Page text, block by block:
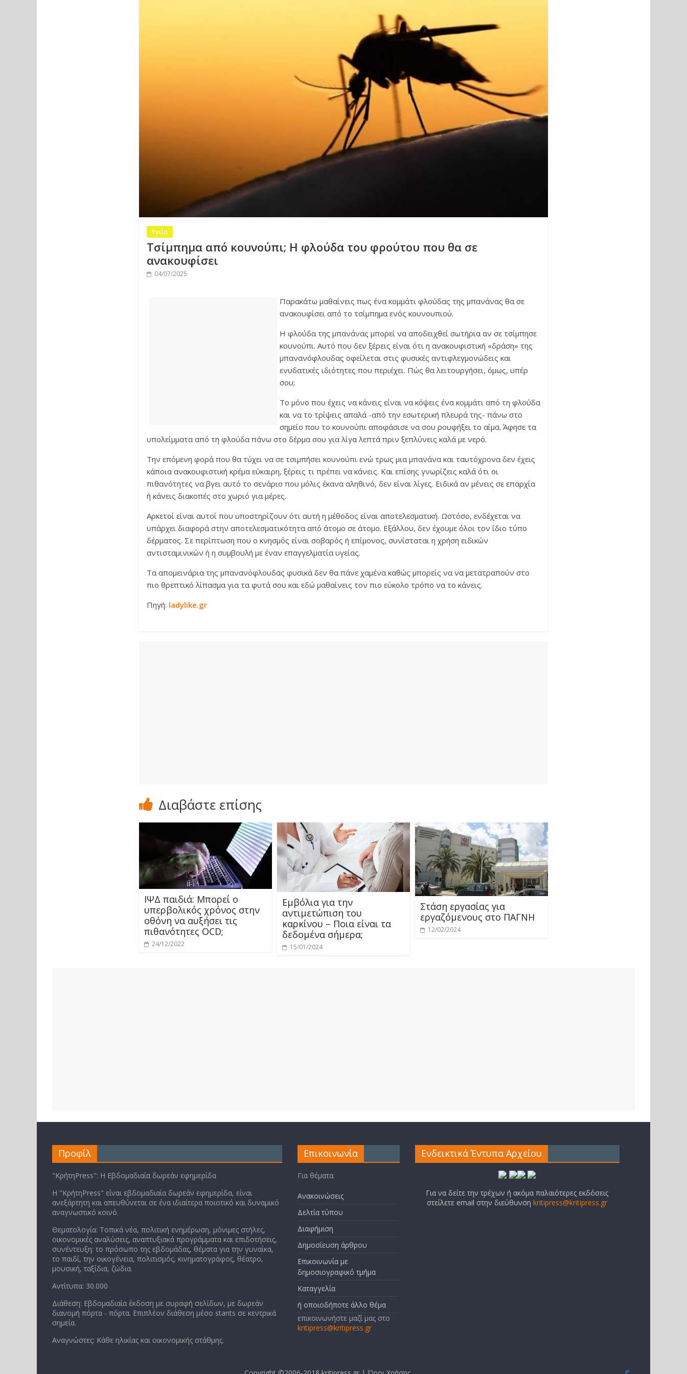
Υγεία
Τσίμπημα από κουνούπι; Η φλούδα του φρούτου που θα σε
ανακουφίσει
04/07/2025
Παρακάτω μαθαίνεις πως ένα κομμάτι φλούδας της μπανάνας θα σε
ανακουφίσει από το τσίμπημα ενός κουνουπιού.
Η φλούδα της μπανάνας μπορεί να αποδειχθεί σωτήρια αν σε τσίμπησε
κουνούπι. Αυτό που δεν ξέρεις είναι ότι η ανακουφιστική «δράση» της
μπανανόφλουδας οφείλεται στις φυσικές αντιφλεγμονώδεις και
ενυδατικές ιδιότητες που περιέχει. Πώς θα λειτουργήσει, όμως, υπέρ
σου;
Το μόνο που έχεις να κάνεις είναι να κόψεις ένα κομμάτι από τη φλούδα
και να το τρίψεις απαλά -από την εσωτερική πλευρά της- πάνω στο
σημείο που το κουνούπι αποφάσισε να σου ρουφήξει το αίμα. Άφησε τα
υπολείμματα από τη φλούδα πάνω στο δέρμα σου για λίγα λεπτά πριν ξεπλύνεις καλά με νερό.
Την επόμενη φορά που θα τύχει να σε τσιμπήσει κουνούπι ενώ τρως μια μπανάνα και ταυτόχρονα δεν έχεις
κάποια ανακουφιστική κρέμα εύκαιρη, ξέρεις τι πρέπει να κάνεις. Και επίσης γνωρίζεις καλά ότι οι
πιθανότητες να βγει αυτό το σενάριο που μόλις έκανα αληθινό, δεν είναι λίγες. Ειδικά αν μένεις σε επαρχία
ή κάνεις διακοπές στο χωριό για μέρες.
Αρκετοί είναι αυτοί που υποστηρίζουν ότι αυτή η μέθοδος είναι αποτελεσματική. Ωστόσο, ενδέχεται να
υπάρχει διαφορά στην αποτελεσματικότητα από άτομο σε άτομο. Εξάλλου, δεν έχουμε όλοι τον ίδιο τύπο
δέρματος. Σε περίπτωση που ο κνησμός είναι σοβαρός ή επίμονος, συνίσταται η χρήση ειδικών
αντισταμινικών ή η συμβουλή με έναν επαγγελματία υγείας.
Τα απομεινάρια της μπανανόφλουδας φυσικά δεν θα πάνε χαμένα καθώς μπορείς να να μετατραπούν στο
πιο θρεπτικό λίπασμα για τα φυτά σου και εδώ μαθαίνεις τον πιο εύκολο τρόπο να το κάνεις.
Πηγή: ladylike.gr
Διαβάστε επίσης
ΙΨΔ παιδιά: Μπορεί ο
υπερβολικός χρόνος στην
οθόνη να αυξήσει τις
πιθανότητες OCD;
24/12/2022
Εμβόλια για την
αντιμετώπιση του
καρκίνου – Ποια είναι τα
δεδομένα σήμερα;
15/01/2024
Στάση εργασίας για
εργαζόμενους στο ΠΑΓΝΗ
12/02/2024
Προφίλ
"ΚρήτηPress": Η Εβδομαδιαία δωρεάν εφημερίδα
Η "ΚρήτηPress" είναι εβδομαδιαία δωρεάν εφημερίδα, είναι
ανεξάρτητη και απευθύνεται σε ένα ιδιαίτερα ποιοτικό και δυναμικό
αναγνωστικό κοινό.
Θεματολογία: Τοπικά νέα, πολιτική ενημέρωση, μόνιμες στήλες,
οικονομικές αναλύσεις, αναπτυξιακά προγράμματα και επιδοτήσεις,
συνέντευξη: το πρόσωπο της εβδομάδας, θέματα για την γυναίκα,
το παιδί, την οικογένεια, πολιτισμός, κινηματογράφος, θέατρο,
μουσική, ταξίδια, ζώδια.
Αντίτυπα: 30.000
Διάθεση: Εβδομαδιαία έκδοση με συραφή σελίδων, με δωρεάν
διανομή πόρτα - πόρτα. Επιπλέον διάθεση μέσο stants σε κεντρικά
σημεία.
Αναγνώστες: Κάθε ηλικίας και οικονομικής στάθμης.
Επικοινωνία
Για θέματα:
Ανακοινώσεις
Δελτία τύπου
Διαφήμιση
Δημοσίευση άρθρου
Επικοινωνία με
δημοσιογραφικό τμήμα
Καταγγελία
ή οποιοδήποτε άλλο θέμα
επικοινωνήστε μαζί μας στο
kritipress@kritipress.gr
Ενδεικτικά Έντυπα Αρχείου
Για να δείτε την τρέχων ή ακόμα παλαιότερες εκδόσεις
στείλετε email στην διεύθυνσηkritipress@kritipress.gr